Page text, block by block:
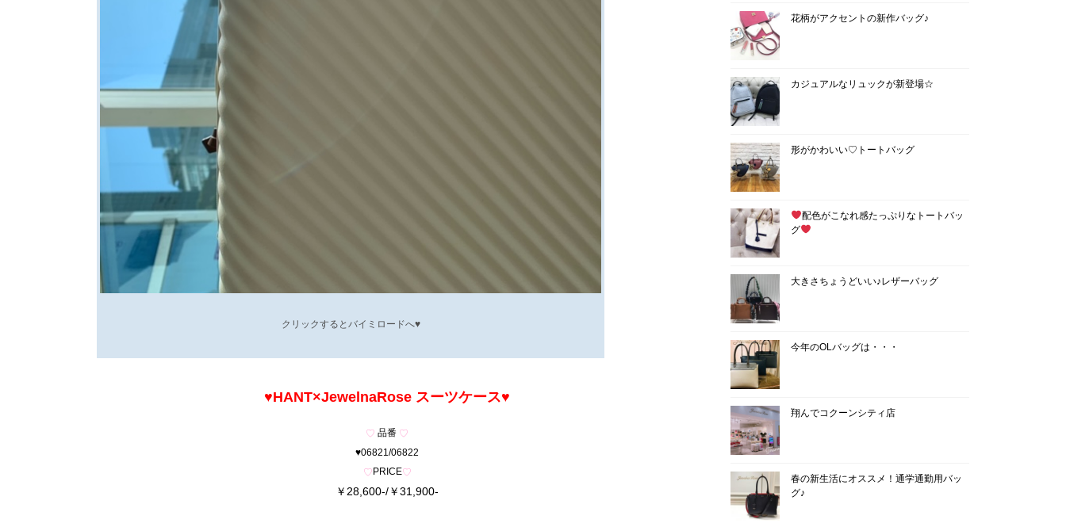
クリックするとバイミロードへ♥
♥HANT×JewelnaRose スーツケース♥
♡ 品番 ♡
♥06821/06822
♡PRICE♡
￥28,600-/￥31,900-
花柄がアクセントの新作バッグ♪
カジュアルなリュックが新登場☆
形がかわいい♡トートバッグ
配色がこなれ感たっぷりなトートバッ
グ
大きさちょうどいい♪レザーバッグ
今年のOLバッグは・・・
翔んでコクーンシティ店
春の新生活にオススメ！通学通勤用バッ
グ♪